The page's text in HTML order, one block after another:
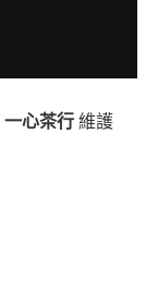
一心茶行維護